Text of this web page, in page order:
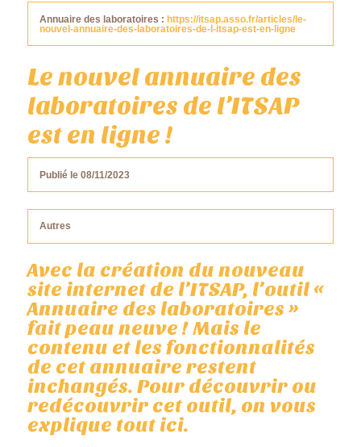
Annuaire des laboratoires : https://itsap.asso.fr/articles/le-
nouvel-annuaire-des-laboratoires-de-l-itsap-est-en-ligne
Le nouvel annuaire des
laboratoires de l’ITSAP
est en ligne !
Publié le 08/11/2023
Autres
Avec la création du nouveau
site internet de l’ITSAP, l’outil «
Annuaire des laboratoires »
fait peau neuve ! Mais le
contenu et les fonctionnalités
de cet annuaire restent
inchangés. Pour découvrir ou
redécouvrir cet outil, on vous
explique tout ici.